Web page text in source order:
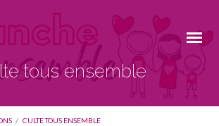
tous ensemble
/ CULTE TOUS ENSEMBLE